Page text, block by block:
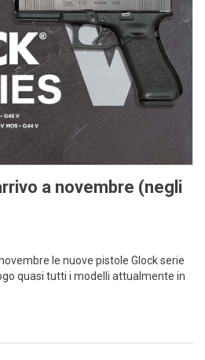
a novembre (negli
le nuove pistole Glock serie
quasi tutti i modelli attualmente in